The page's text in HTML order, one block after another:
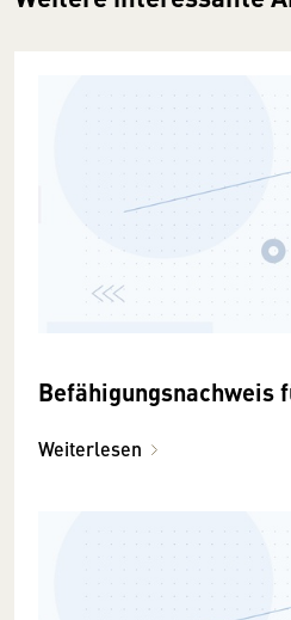
Befähigungsnachweis
Weiterlesen